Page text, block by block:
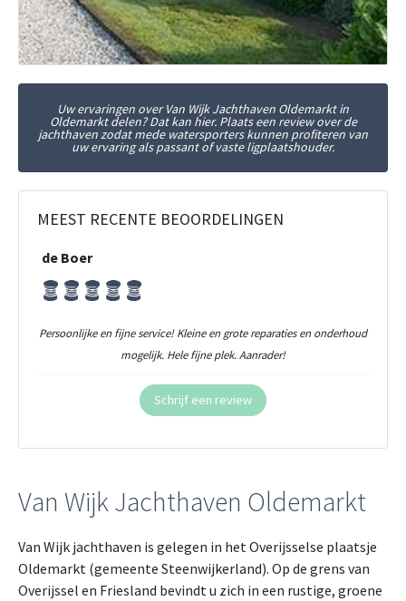
Uw ervaringen over Van Wijk Jachthaven Oldemarkt in
Oldemarkt delen? Dat kan hier. Plaats een review over de
jachthaven zodat mede watersporters kunnen profiteren van
uw ervaring als passant of vaste ligplaatshouder.
MEEST RECENTE BEOORDELINGEN
de Boer
Persoonlijke en fijne service! Kleine en grote reparaties en onderhoud
mogelijk. Hele fijne plek. Aanrader!
Schrijf een review
Van Wijk Jachthaven Oldemarkt
Van Wijk jachthaven is gelegen in het Overijsselse plaatsje
Oldemarkt (gemeente Steenwijkerland). Op de grens van
Overijssel en Friesland bevindt u zich in een rustige, groene